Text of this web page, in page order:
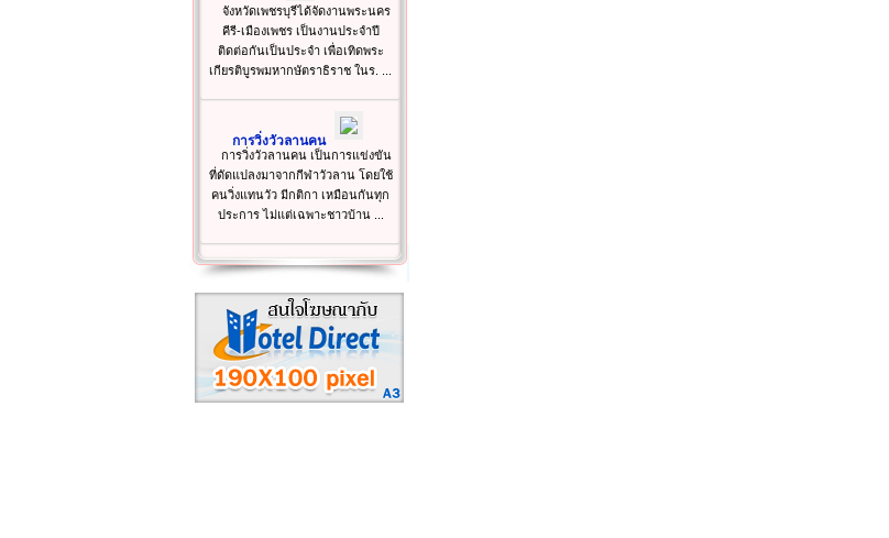
จังหวัดเพชรบุรีได้จัดงานพระนคร
คีรี-เมืองเพชร เป็นงานประจำปี
ติดต่อกันเป็นประจำ เพื่อเทิดพระ
เกียรติบูรพมหากษัตราธิราช ในร. ...
การวิ่งวัวลานคน
การวิ่งวัวลานคน เป็นการแข่งขัน
ที่ดัดแปลงมาจากกีฬาวัวลาน โดยใช้
คนวิ่งแทนวัว มีกติกา เหมือนกันทุก
ประการ ไม่แต่เฉพาะชาวบ้าน ...